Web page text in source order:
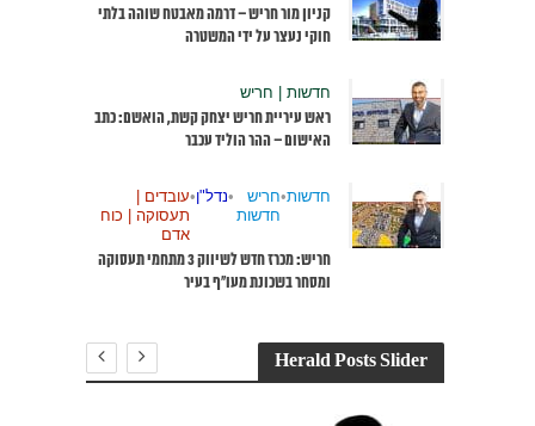
קניון מור חריש – דרמה מאבטח שוהה בלתי
חוקי נעצר על ידי המשטרה
חדשות | חריש
ראש עיריית חריש יצחק קשת, הואשם: כתב
האישום – ההר הוליד עכבר
חדשות•חריש
חדשות
•נדל"ן•עובדים |
תעסוקה | כוח
אדם
חריש: מכרז חדש לשיווק 3 מתחמי תעסוקה
ומסחר בשכונת מעו”ף בעיר
Herald Posts Slider